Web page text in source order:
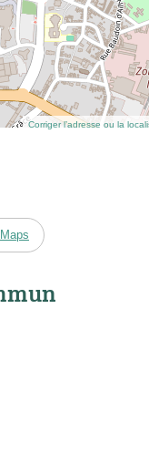
Corriger l’adresse ou la